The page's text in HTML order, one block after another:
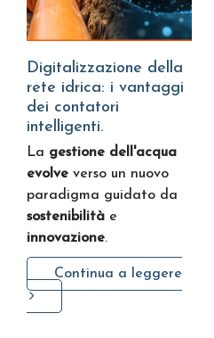
Digitalizzazione della
rete idrica: i vantaggi
dei contatori
intelligenti.
La gestione dell'acqua
evolve verso un nuovo
paradigma guidato da
sostenibilità e
innovazione.
Continua a leggere